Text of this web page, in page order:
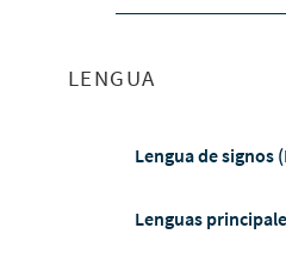
LENGUA
Lengua de signos
Lenguas